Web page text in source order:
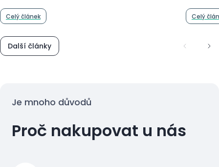
Celý článek Celý
Další články
Je mnoho důvodů
Proč nakupovat u nás